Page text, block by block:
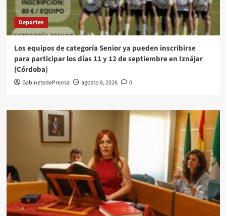
Deportes
Los equipos de categoría Senior ya pueden inscribirse
para participar los días 11 y 12 de septiembre en Iznájar
(Córdoba)
GabinetedePrensa agosto 8, 2026 0